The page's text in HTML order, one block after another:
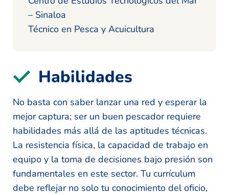
– Sinaloa
Técnico en Pesca y Acuicultura
Habilidades
No basta con saber lanzar una red y esperar la
mejor captura; ser un buen pescador requiere
habilidades más allá de las aptitudes técnicas.
La resistencia física, la capacidad de trabajo en
equipo y la toma de decisiones bajo presión son
fundamentales en este sector. Tu currículum
debe reflejar no solo tu conocimiento del oficio,